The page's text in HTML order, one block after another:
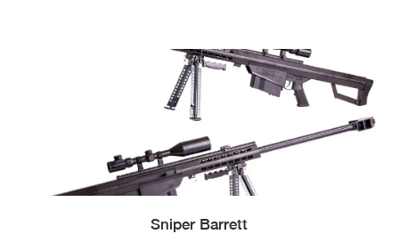
Sniper Barrett